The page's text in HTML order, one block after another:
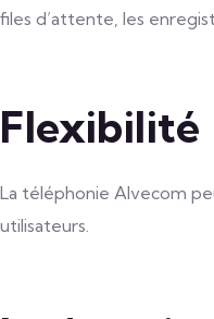
files d’attente, les
Flexibilité
La téléphonie Alvecom
utilisateurs.